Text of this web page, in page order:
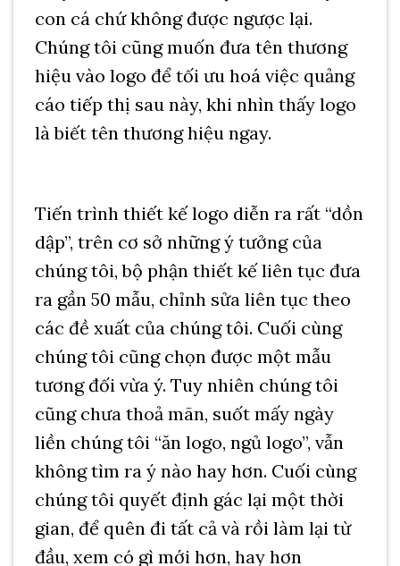
con cá chứ không được ngược lại.
Chúng tôi cũng muốn đưa tên thương
hiệu vào logo để tối ưu hoá việc quảng
cáo tiếp thị sau này, khi nhìn thấy logo
là biết tên thương hiệu ngay.
Tiến trình thiết kế logo diễn ra rất “dồn
dập”, trên cơ sở những ý tưởng của
chúng tôi, bộ phận thiết kế liên tục đưa
ra gần 50 mẫu, chỉnh sửa liên tục theo
các đề xuất của chúng tôi. Cuối cùng
chúng tôi cũng chọn được một mẫu
tương đối vừa ý. Tuy nhiên chúng tôi
cũng chưa thoả mãn, suốt mấy ngày
liền chúng tôi “ăn logo, ngủ logo”, vẫn
không tìm ra ý nào hay hơn. Cuối cùng
chúng tôi quyết định gác lại một thời
gian, để quên đi tất cả và rồi làm lại từ
đầu, xem có gì mới hơn, hay hơn